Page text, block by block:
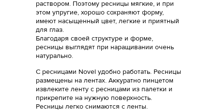
раствором. Поэтому ресницы мягкие, и при
этом упругие, хорошо сохраняют форму,
имеют насыщенный цвет, легкие и приятный
для глаз.
Благодаря своей структуре и форме,
ресницы выглядят при наращивании очень
натурально.
С ресницами Novel удобно работать. Ресницы
размещены на лентах. Аккуратно пинцетом
извлеките ленту с ресницами из палетки и
прикрепите на нужную поверхность.
Ресницы легко снимаются с ленты.